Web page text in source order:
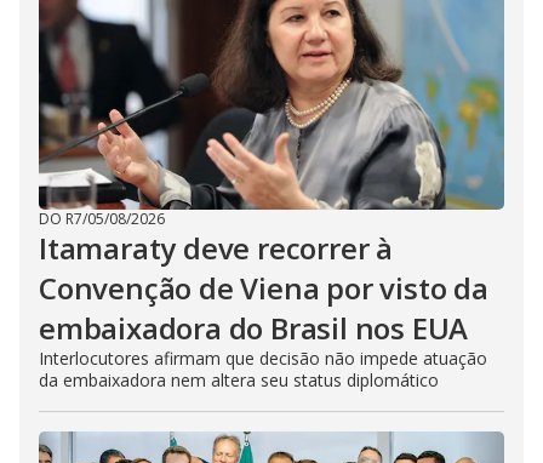
DO R7/05/08/2026
Itamaraty deve recorrer à
Convenção de Viena por visto da
embaixadora do Brasil nos EUA
Interlocutores afirmam que decisão não impede atuação
da embaixadora nem altera seu status diplomático